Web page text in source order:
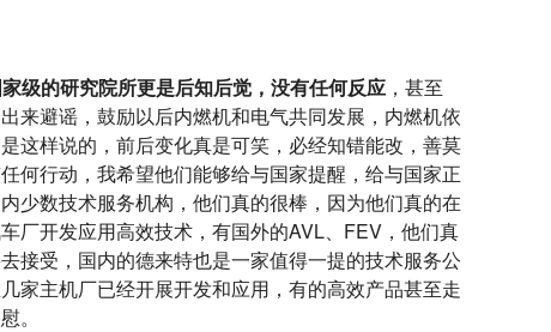
级的研究院所更是后知后觉，没有任何反应 ，甚至
来避谣，鼓励以后内燃机和电气共同发展，内燃机依
这样说的，前后变化真是可笑，必经知错能改，善莫
何行动，我希望他们能够给与国家提醒，给与国家正
少数技术服务机构，他们真的很棒，因为他们真的在
厂开发应用高效技术，有国外的AVL、FEV，他们真
接受，国内的德来特也是一家值得一提的技术服务公
家主机厂已经开展开发和应用，有的高效产品甚至走
。